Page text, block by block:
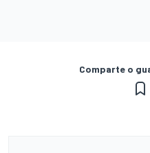
Comparte o